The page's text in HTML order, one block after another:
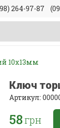
264-97-87
10х13мм
Ключ
Артикул:
58грн